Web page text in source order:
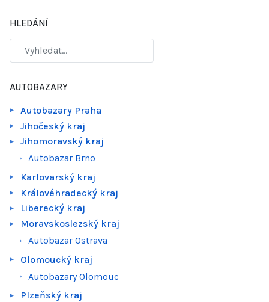
HLEDÁNÍ
AUTOBAZARY
Autobazary Praha
Jihočeský kraj
Jihomoravský kraj
Autobazar Brno
Karlovarský kraj
Královéhradecký kraj
Liberecký kraj
Moravskoslezský kraj
Autobazar Ostrava
Olomoucký kraj
Autobazary Olomouc
Plzeňský kraj